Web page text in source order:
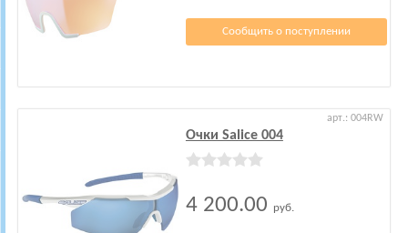
Сообщить о поступлении
арт.: 004RW
Очки Salice 004
4 200.00 руб.